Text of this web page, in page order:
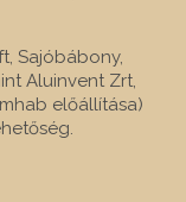
Sajóbábony,
Aluinvent Zrt,
előállítása)